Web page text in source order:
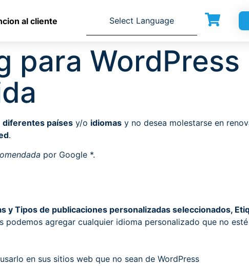
al cliente Select Language
para WordPress
diferentes países y/o idiomas y no desea molestarse en
.
por Google *.
y Tipos de publicaciones personalizadas seleccionados,
podemos agregar cualquier idioma personalizado que no
en sus sitios web que no sean de WordPress